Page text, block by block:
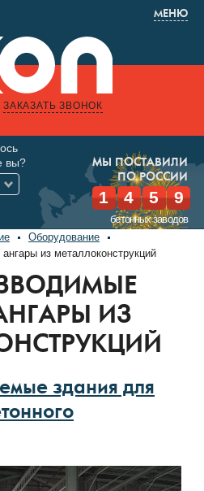
МЕНЮ
ЗАКАЗАТЬ ЗВОНОК
МЫ ПОСТАВИЛИ
ПО РОССИИ
1 4 5 9
бетонных заводов
вы?
Оборудование
из металлоконструкций
ИЗ
здания для